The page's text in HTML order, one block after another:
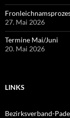
27. Mai 2026
Termine Mai/Juni
20. Mai 2026
LINKS
Bezirksverband-